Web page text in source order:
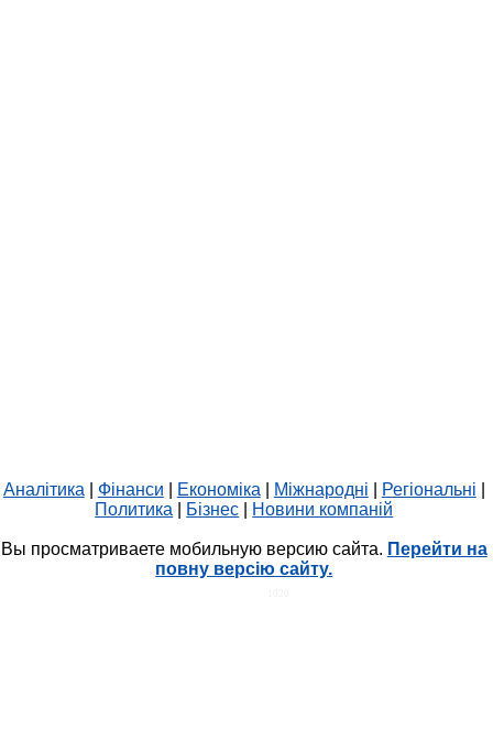
Аналітика Фінанси Економіка Міжнародні Регіональні
Политика
Бізнес Новини компаній
Вы просматриваете мобильную версию сайта. Перейти на
повну версію сайту.